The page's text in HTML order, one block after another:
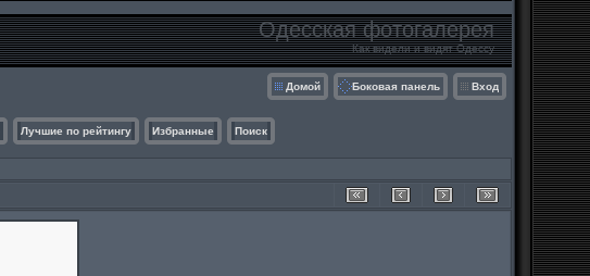
Одесская фотогалерея
Как видели и видят Одессу
Домой Боковая панель Вход
Лучшие по рейтингу Избранные Поиск